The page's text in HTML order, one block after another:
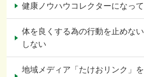
健康ノウハウコレクターになっ
体を良くする為の行動を止めな
しない
地域メディア「たけおリンク」